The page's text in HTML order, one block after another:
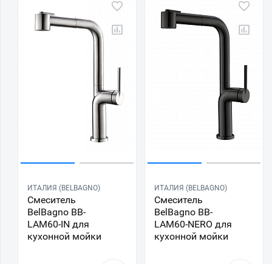
ИТАЛИЯ (BELBAGNO)
Смеситель
BelBagno BB-
LAM60-IN для
кухонной мойки
ИТАЛИЯ (BELBAGNO)
Смеситель
BelBagno BB-
LAM60-NERO для
кухонной мойки